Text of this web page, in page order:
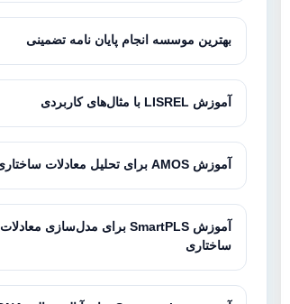
بهترین موسسه انجام پایان نامه تضمینی
آموزش LISREL با مثال‌های کاربردی
آموزش AMOS برای تحلیل معادلات ساختاری
آموزش SmartPLS برای مدل‌سازی معادلات
ساختاری